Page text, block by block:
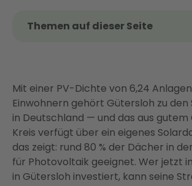
Themen auf dieser Seite
Was kostet eine PV-Anlage in
Rechenbeispiel: So rechnet sich eine
Gütersloh
Förderung und Finanzierung: Was
fördert
Einspeisevergütung 2026: Aktuelle
Mit einer PV-Dichte von 6,24
Einwohnern gehört Gütersloh zu
in Deutschland — und das aus gutem
Kreis verfügt über ein eigenes
das zeigt: rund 80 % der Dächer in
für Photovoltaik geeignet. Wer jetzt
in Gütersloh investiert, kann seine